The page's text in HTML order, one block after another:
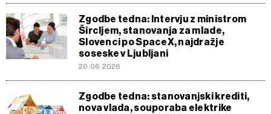
Zgodbe tedna: Intervju z ministrom
Šircljem, stanovanja za mlade,
Slovenci po SpaceX, najdražje
soseske v Ljubljani
20.06.2026
Zgodbe tedna: stanovanjski krediti,
nova vlada, souporaba elektrike